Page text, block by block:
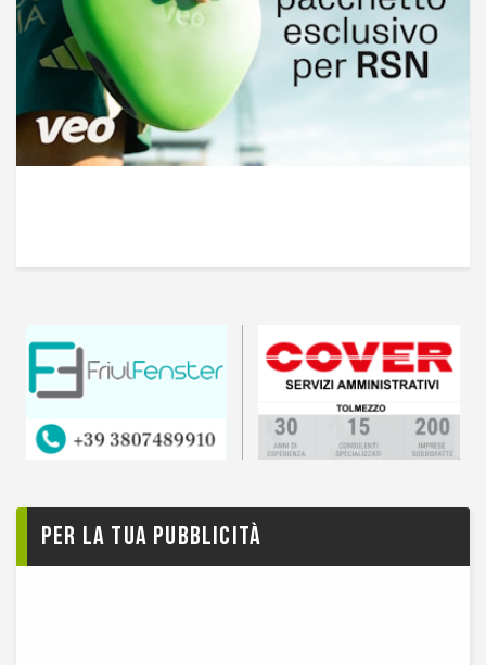
Per la tua pubblicità